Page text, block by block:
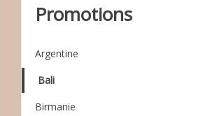
Promotions
Argentine
Bali
Birmanie